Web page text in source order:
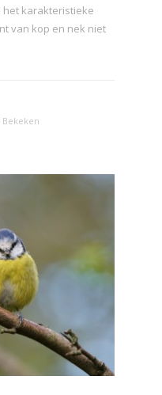
het karakteristieke
van kop en nek niet
Bekeken